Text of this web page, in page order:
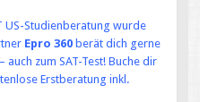
US-Studienberatung wurde
Epro 360 berät dich gerne
auch zum SAT-Test! Buche dir
Erstberatung inkl.